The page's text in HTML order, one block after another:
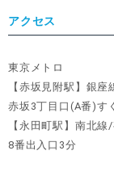
アクセス
東京メトロ
【赤坂見附駅】銀座
赤坂3丁目口(A番)す
【永田町駅】南北
8番出入口3分